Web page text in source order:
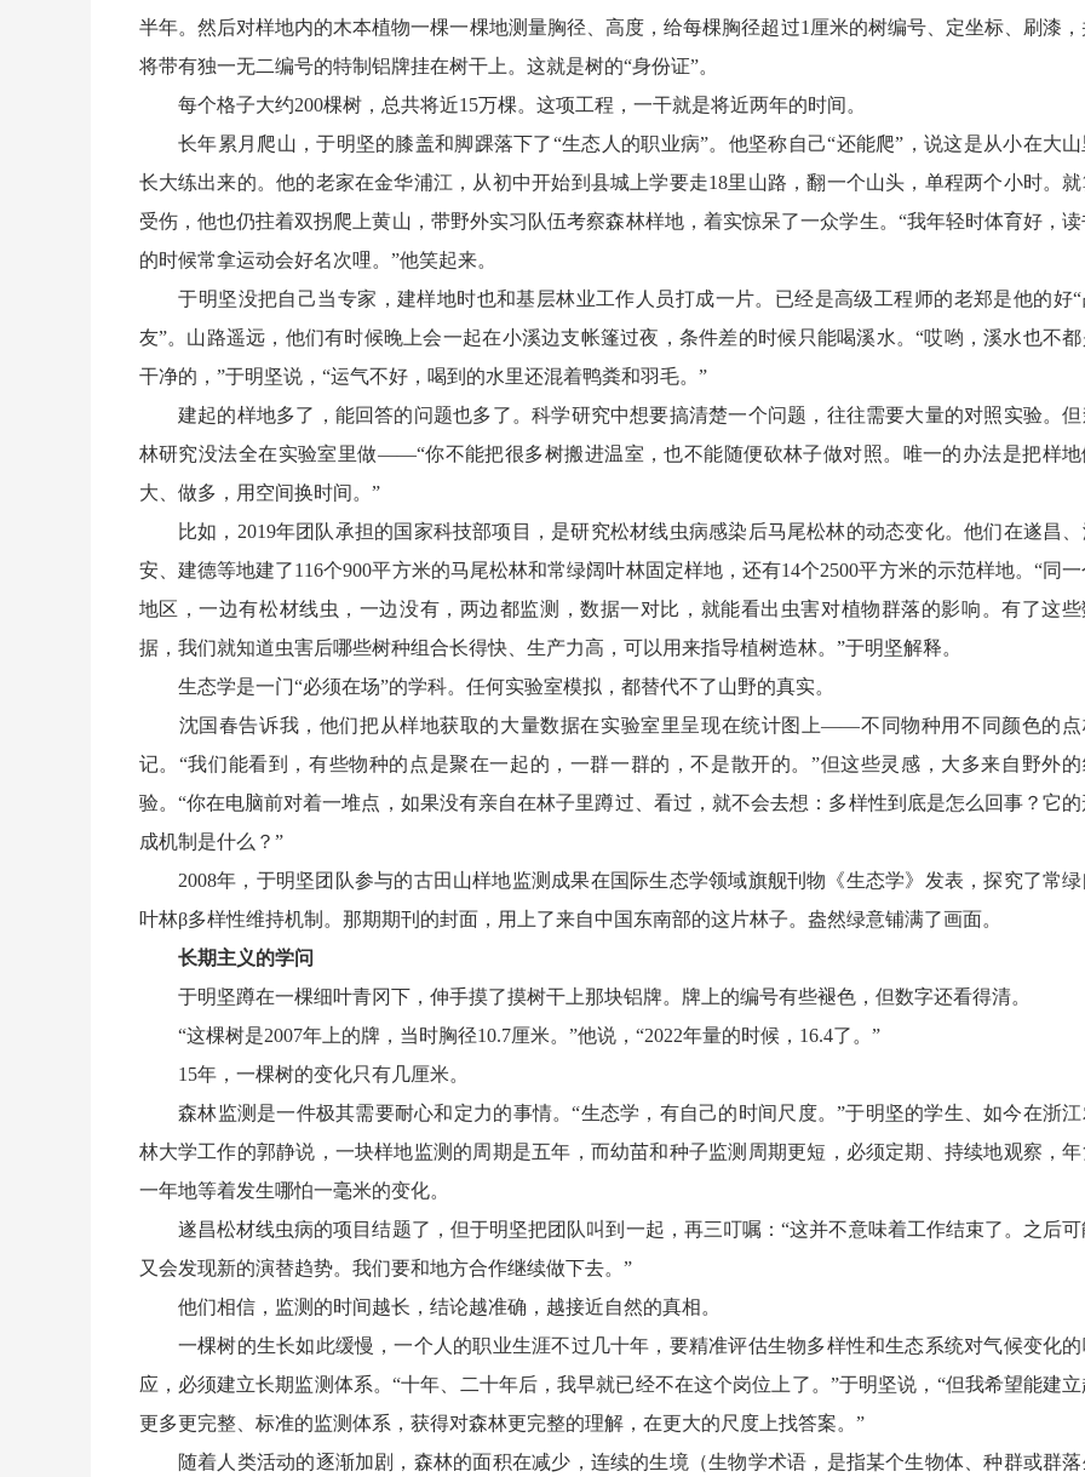
半年。然后对样地内的木本植物一棵一棵地测量胸径、高度，给每棵胸径超过1厘米的树编号、定坐标、刷漆，
将带有独一无二编号的特制铝牌挂在树干上。这就是树的“身份证”。
每个格子大约200棵树，总共将近15万棵。这项工程，一干就是将近两年的时间。
长年累月爬山，于明坚的膝盖和脚踝落下了“生态人的职业病”。他坚称自己“还能爬”，说这是从小在大山
长大练出来的。他的老家在金华浦江，从初中开始到县城上学要走18里山路，翻一个山头，单程两个小时。
受伤，他也仍拄着双拐爬上黄山，带野外实习队伍考察森林样地，着实惊呆了一众学生。“我年轻时体育好，读
的时候常拿运动会好名次哩。”他笑起来。
于明坚没把自己当专家，建样地时也和基层林业工作人员打成一片。已经是高级工程师的老郑是他的好“
友”。山路遥远，他们有时候晚上会一起在小溪边支帐篷过夜，条件差的时候只能喝溪水。“哎哟，溪水也不都
干净的，”于明坚说，“运气不好，喝到的水里还混着鸭粪和羽毛。”
建起的样地多了，能回答的问题也多了。科学研究中想要搞清楚一个问题，往往需要大量的对照实验。但
林研究没法全在实验室里做——“你不能把很多树搬进温室，也不能随便砍林子做对照。唯一的办法是把样地
大、做多，用空间换时间。”
比如，2019年团队承担的国家科技部项目，是研究松材线虫病感染后马尾松林的动态变化。他们在遂昌、
安、建德等地建了116个900平方米的马尾松林和常绿阔叶林固定样地，还有14个2500平方米的示范样地。“同一
地区，一边有松材线虫，一边没有，两边都监测，数据一对比，就能看出虫害对植物群落的影响。有了这些
据，我们就知道虫害后哪些树种组合长得快、生产力高，可以用来指导植树造林。”于明坚解释。
生态学是一门“必须在场”的学科。任何实验室模拟，都替代不了山野的真实。
沈国春告诉我，他们把从样地获取的大量数据在实验室里呈现在统计图上——不同物种用不同颜色的点
记。“我们能看到，有些物种的点是聚在一起的，一群一群的，不是散开的。”但这些灵感，大多来自野外的
验。“你在电脑前对着一堆点，如果没有亲自在林子里蹲过、看过，就不会去想：多样性到底是怎么回事？它的
成机制是什么？”
2008年，于明坚团队参与的古田山样地监测成果在国际生态学领域旗舰刊物《生态学》发表，探究了常绿
叶林β多样性维持机制。那期期刊的封面，用上了来自中国东南部的这片林子。盎然绿意铺满了画面。
长期主义的学问
于明坚蹲在一棵细叶青冈下，伸手摸了摸树干上那块铝牌。牌上的编号有些褪色，但数字还看得清。
“这棵树是2007年上的牌，当时胸径10.7厘米。”他说，“2022年量的时候，16.4了。”
15年，一棵树的变化只有几厘米。
森林监测是一件极其需要耐心和定力的事情。“生态学，有自己的时间尺度。”于明坚的学生、如今在浙江
林大学工作的郭静说，一块样地监测的周期是五年，而幼苗和种子监测周期更短，必须定期、持续地观察，年
一年地等着发生哪怕一毫米的变化。
遂昌松材线虫病的项目结题了，但于明坚把团队叫到一起，再三叮嘱：“这并不意味着工作结束了。之后可
又会发现新的演替趋势。我们要和地方合作继续做下去。”
他们相信，监测的时间越长，结论越准确，越接近自然的真相。
一棵树的生长如此缓慢，一个人的职业生涯不过几十年，要精准评估生物多样性和生态系统对气候变化的
应，必须建立长期监测体系。“十年、二十年后，我早就已经不在这个岗位上了。”于明坚说，“但我希望能建立
更多更完整、标准的监测体系，获得对森林更完整的理解，在更大的尺度上找答案。”
随着人类活动的逐渐加剧，森林的面积在减少，连续的生境（生物学术语，是指某个生物体、种群或群落